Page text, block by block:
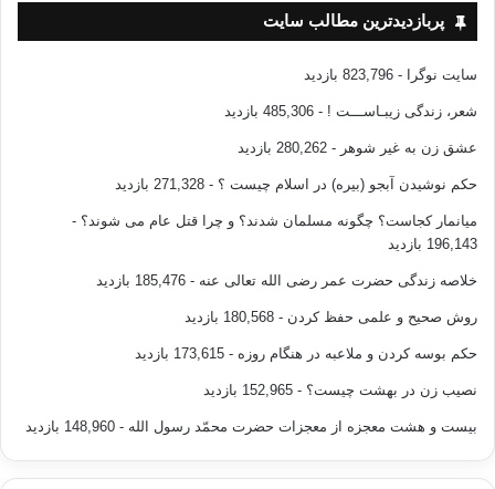
آنان کمک شود که هدفهای خود را انتخاب و برای آن کوشش نمایند و
در این راه آموزش
زندگی های عصر ماشینی
مقابله کنند.
به نظر می رسد آشنایی جوانها با ارزشها به نحوی که خدا ،
رسول خدا و انبیاء و علمای جامعه راه را نشان داده اند به خوبی
درست اندیشیدن هدایت خواهد کرد.
در پایان اینکه متأسفانه در اغلب اوقات نه تنها در نحوه
کنیم که «گوش دادن
رمز ارتباط است» و خوب گوش دادن را از یکدیگر دریغ می کنیم.
در ارتباط با جوان این است که بدانیم «تفاوت نسیم و طوفان در نوع
برخورد است.»
پربازدیدترین مطالب سایت
سایت نوگرا - 823,796 بازدید
شعر، زندگی زیبـاســـت ! - 485,306 بازدید
عشق زن به غیر شوهر - 280,262 بازدید
حکم نوشیدن آبجو (بیره) در اسلام چیست ؟ - 271,328 بازدید
میانمار کجاست؟ چگونه مسلمان شدند؟ و چرا قتل عام می شوند؟ -
196,143 بازدید
خلاصه زندگی حضرت عمر رضی الله تعالی عنه - 185,476 بازدید
روش صحیح و علمی حفظ کردن - 180,568 بازدید
حکم بوسه کردن و ملاعبه در هنگام روزه - 173,615 بازدید
نصیب زن در بهشت چیست؟ - 152,965 بازدید
بیست و هشت معجزه از معجزات حضرت محمّد رسول الله - 148,960 بازدید